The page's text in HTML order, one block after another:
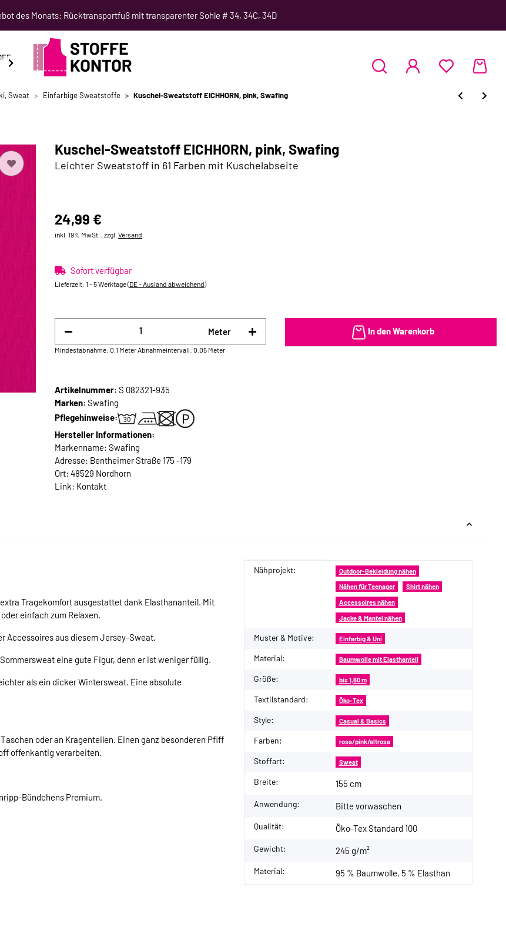
des Monats: Rücktransportfuß mit transparenter Sohle # 34, 34C, 34D
SCHNITTMUSTER NÄHKURSE
Sweat Einfarbige Sweatstoffe Kuschel-Sweatstoff EICHHORN, pink, Swafing
Kuschel-Sweatstoff EICHHORN, pink, Swafing
Leichter Sweatstoff in 61 Farben mit Kuschelabseite
24,99 €
inkl. 19% MwSt. , zzgl. Versand
Sofort verfügbar
Lieferzeit: 1 - 5 Werktage(DE - Ausland abweichend)
Meter
Mindestabnahme: 0.1 MeterAbnahmeintervall: 0.05 Meter
In den Warenkorb
Artikelnummer: S 082321-935
Marken: Swafing
Pflegehinweise:
Hersteller Informationen:
Markenname: Swafing
Adresse: Bentheimer Straße 175 -179
Ort: 48529 Nordhorn
Link: Kontakt
Tragekomfort ausgestattet dank Elasthananteil. Mit
einfach zum Relaxen.
Accessoires aus diesem Jersey-Sweat.
eine gute Figur, denn er ist weniger füllig.
als ein dicker Wintersweat. Eine absolute
oder an Kragenteilen. Einen ganz besonderen Pfiff
offenkantig verarbeiten.
Bündchens Premium.
Produkteigenschaft
Wert
Nähprojekt: Outdoor-Bekleidung nähen
Nähen für Teenager Shirt nähen
Accessoires nähen
Jacke & Mantel nähen
Muster & Motive: Einfarbig & Uni
Material: Baumwolle mit Elasthanteil
Größe: bis 1,60 m
Textilstandard: Öko-Tex
Style: Casual & Basics
Farben: rosa/pink/altrosa
Stoffart: Sweat
Breite: 155 cm
Anwendung: Bitte vorwaschen
Qualität: Öko-Tex Standard 100
Gewicht: 245 g/m²
Material: 95 % Baumwolle, 5 % Elasthan